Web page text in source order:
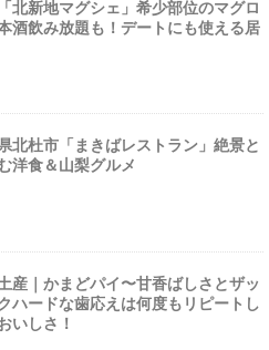
北新地マグシェ」希少部位のマグロ
酒飲み放題も！デートにも使える居
北杜市「まきばレストラン」絶景と
洋食＆山梨グルメ
産｜かまどパイ〜甘香ばしさとザッ
ハードな歯応えは何度もリピートし
いしさ！